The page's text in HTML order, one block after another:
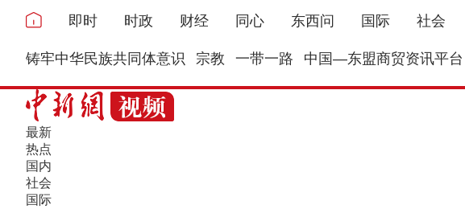
即时 时政 财经 同心 东西问 国际 社会
铸牢中华民族共同体意识 宗教 一带一路 中国—东盟商贸资讯平台
最新
热点
国内
社会
国际